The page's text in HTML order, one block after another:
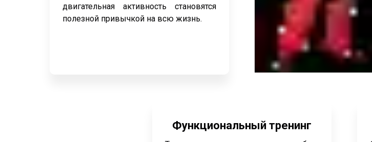
двигательная активность становятся
полезной привычкой на всю жизнь.
Функциональный тренинг